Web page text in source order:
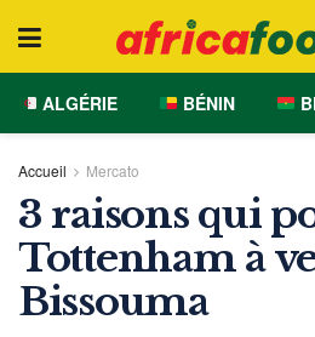
ALGÉRIE BÉNIN
Accueil Mercato
3 raisons qui
Tottenham à
Bissouma